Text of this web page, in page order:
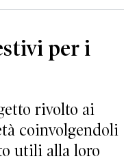
per i
rivolto ai
coinvolgendoli
utili alla loro